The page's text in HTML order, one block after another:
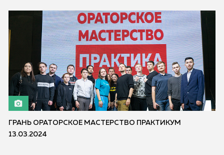
ГРАНЬ ОРАТОРСКОЕ МАСТЕРСТВО ПРАКТИКУМ
13.03.2024